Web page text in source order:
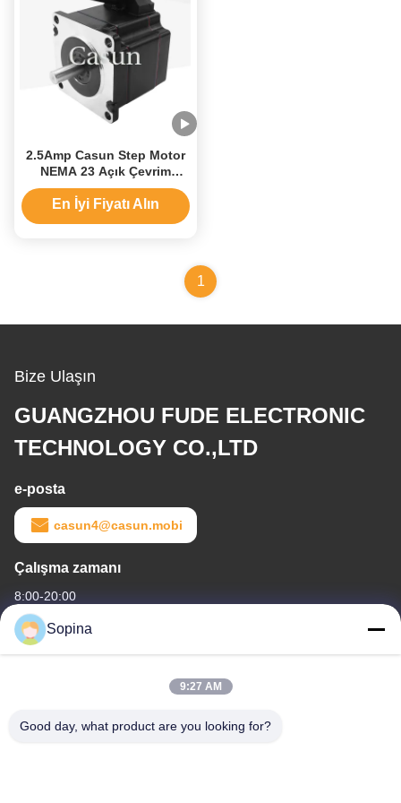
2.5Amp Casun Step Motor
NEMA 23 Açık Çevrim
Motor 1.1Nm Su Geçirmez
En İyi Fiyatı Alın
1
Bize Ulaşın
GUANGZHOU FUDE ELECTRONIC
TECHNOLOGY CO.,LTD
e-posta
casun4@casun.mobi
Çalışma zamanı
8:00-20:00
Adresimiz
NO.61 Pingxi Endüstri Bölgesi, Huashan Şehri, Huadu Bölgesi,
Sopina
9:27 AM
Good day, what product are you looking for?